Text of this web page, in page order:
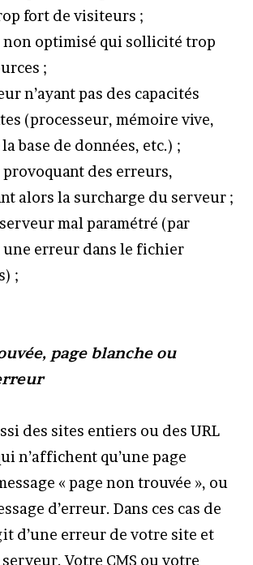
fort de visiteurs ;
non optimisé qui sollicité trop
;
n’ayant pas des capacités
(processeur, mémoire vive,
base de données, etc.) ;
provoquant des erreurs,
alors la surcharge du serveur ;
mal paramétré (par
une erreur dans le fichier
;
page blanche ou
des sites entiers ou des URL
n’affichent qu’une page
« page non trouvée », ou
d’erreur. Dans ces cas de
d’une erreur de votre site et
Votre CMS ou votre